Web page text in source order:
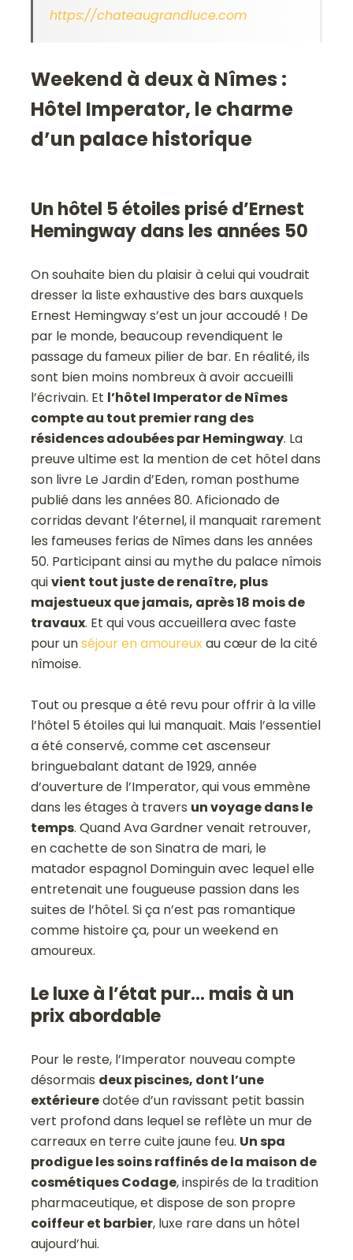
https://chateaugrandluce.com
Weekend à deux à Nîmes :
Hôtel Imperator, le charme
d’un palace historique
Un hôtel 5 étoiles prisé d’Ernest
Hemingway dans les années 50
On souhaite bien du plaisir à celui qui voudrait
dresser la liste exhaustive des bars auxquels
Ernest Hemingway s’est un jour accoudé ! De
par le monde, beaucoup revendiquent le
passage du fameux pilier de bar. En réalité, ils
sont bien moins nombreux à avoir accueilli
l’écrivain. Et l’hôtel Imperator de Nîmes
compte au tout premier rang des
résidences adoubées par Hemingway. La
preuve ultime est la mention de cet hôtel dans
son livre Le Jardin d’Eden, roman posthume
publié dans les années 80. Aficionado de
corridas devant l’éternel, il manquait rarement
les fameuses ferias de Nîmes dans les années
50. Participant ainsi au mythe du palace nîmois
quivient tout juste de renaître, plus
majestueux que jamais, après 18 mois de
travaux. Et qui vous accueillera avec faste
pour unséjour en amoureuxau cœur de la cité
nîmoise.
Tout ou presque a été revu pour offrir à la ville
l’hôtel 5 étoiles qui lui manquait. Mais l’essentiel
a été conservé, comme cet ascenseur
bringuebalant datant de 1929, année
d’ouverture de l’Imperator, qui vous emmène
dans les étages à travers un voyage dans le
temps. Quand Ava Gardner venait retrouver,
en cachette de son Sinatra de mari, le
matador espagnol Dominguin avec lequel elle
entretenait une fougueuse passion dans les
suites de l’hôtel. Si ça n’est pas romantique
comme histoire ça, pour un weekend en
amoureux.
Le luxe à l’état pur… mais à un
prix abordable
Pour le reste, l’Imperator nouveau compte
désormais deux piscines, dont l’une
extérieuredotée d’un ravissant petit bassin
vert profond dans lequel se reflète un mur de
carreaux en terre cuite jaune feu. Un spa
prodigue les soins raffinés de la maison de
cosmétiques Codage, inspirés de la tradition
pharmaceutique, et dispose de son propre
coiffeur et barbier, luxe rare dans un hôtel
aujourd’hui.